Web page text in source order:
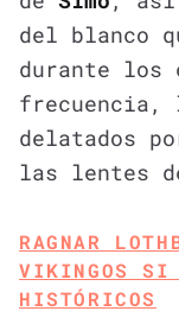
del blanco
durante los
frecuencia,
delatados
las lentes
RAGNAR
VIKINGOS SI
HISTÓRICOS